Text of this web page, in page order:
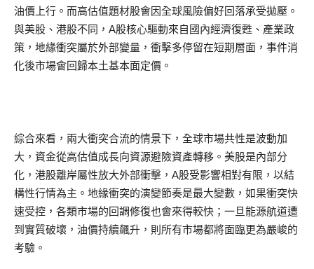
油價上行。而高估值題材股會因全球風險偏好回落承受拋壓。
與美股、港股不同，A股核心驅動來自國內經濟復甦、產業政
策，地緣衝突屬於外部變量，衝擊多停留在短期層面，事件消
化後市場會回歸本土基本面定價。
綜合來看，兩大衝突合流的情景下，全球市場共性是波動加
大，資金從高估值成長向資源避險資產轉移。美股是內部分
化，港股離岸屬性放大外部衝擊，A股受影響相對有限，以結
構性行情為主。地緣衝突的演變節奏是最大變數，如果衝突快
速受控，各類市場的回調修復也會來得較快；一旦能源航道遭
到實質破壞，油價持續飆升，則所有市場都將面臨更為嚴峻的
考驗。